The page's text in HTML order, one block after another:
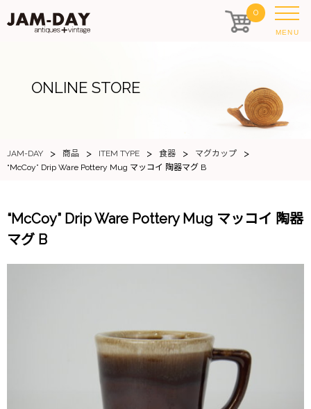
0
MENU
ONLINE STORE
JAM-DAY > 商品 > ITEM TYPE > 食器 > マグカップ >
“McCoy” Drip Ware Pottery Mug マッコイ 陶器マグ B
“McCoy” Drip Ware Pottery Mug マッコイ 陶器
マグ B